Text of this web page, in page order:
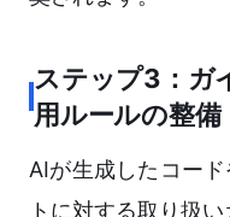
ステップ3：ガ
用ルールの整備
AIが生成したコー
トに対する取り扱